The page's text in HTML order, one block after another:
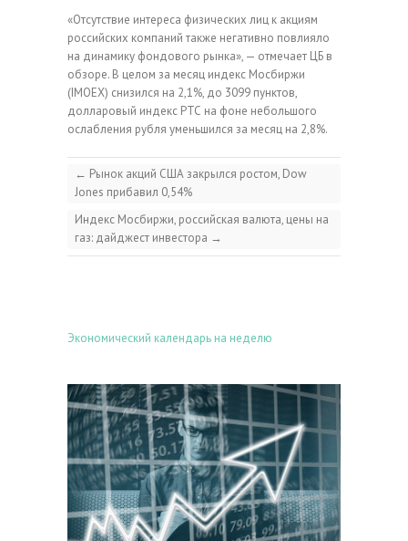
«Отсутствие интереса физических лиц к акциям
российских компаний также негативно повлияло
на динамику фондового рынка», — отмечает ЦБ в
обзоре. В целом за месяц индекс Мосбиржи
(IMOEX) снизился на 2,1%, до 3099 пунктов,
долларовый индекс РТС на фоне небольшого
ослабления рубля уменьшился за месяц на 2,8%.
← Рынок акций США закрылся ростом, Dow
Jones прибавил 0,54%
Индекс Мосбиржи, российская валюта, цены на
газ: дайджест инвестора →
Экономический календарь на неделю